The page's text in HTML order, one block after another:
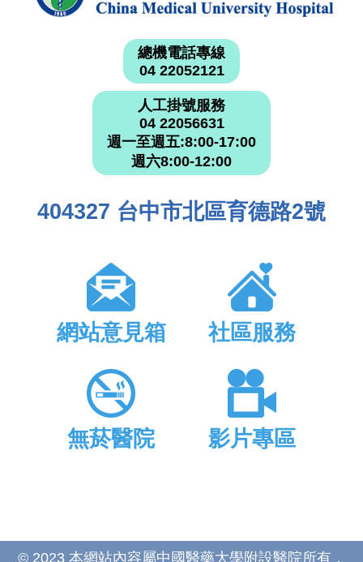
總機電話專線
04 22052121
人工掛號服務
04 22056631
週一至週五:8:00-17:00
週六8:00-12:00
404327 台中市北區育德路2號
網站意見箱 社區服務
無菸醫院 影片專區
© 2023 本網站內容屬中國醫藥大學附設醫院所有，